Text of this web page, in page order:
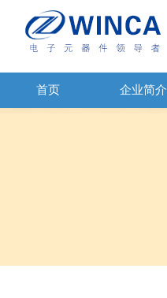
首页 企业简介